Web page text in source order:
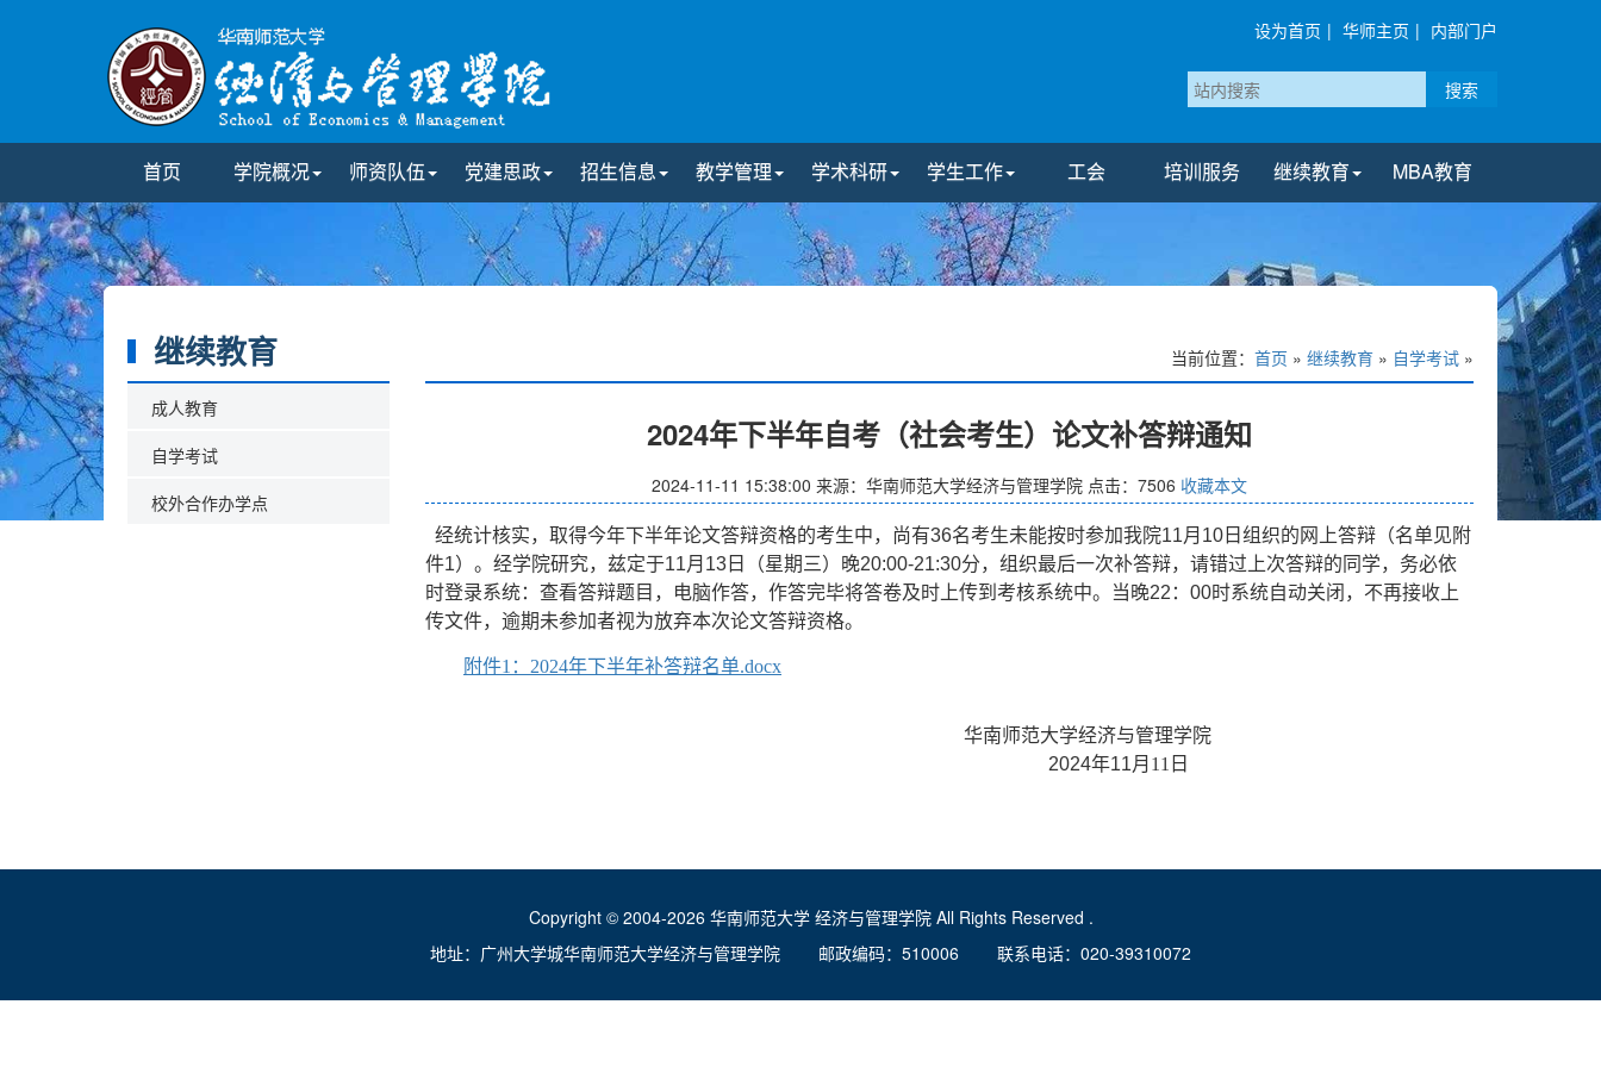
设为首页 | 华师主页 | 内部门户
搜索
首页 学院概况 师资队伍 党建思政 招生信息 教学管理 学术科研 学生工作 工会 培训服务 继续教育 MBA教育
继续教育
成人教育
自学考试
校外合作办学点
当前位置： 首页 » 继续教育 » 自学考试 »
2024年下半年自考（社会考生）论文补答辩通知
2024-11-11 15:38:00 来源：华南师范大学经济与管理学院 点击： 7506 收藏本文
经统计核实，取得今年下半年论文答辩资格的考生中，尚有36名考生未能按时参加我院11月10日组织的网上答辩（名单见附
件1）。经学院研究，兹定于11月13日（星期三）晚20:00-21:30分，组织最后一次补答辩， 请错过上次答辩的同学， 务必依
时登录系统：查看答辩题目，电脑作答，作答完毕将答卷及时上传到考核系统中。当晚22：00时系统自动关闭，不再接收上
传文件，逾期未参加者视为放弃本次论文答辩资格。
附件1：2024年下半年补答辩名单.docx
华南师范大学经济与管理学院
2024年11月11 日
Copyright © 2004-2026 华南师范大学 经济与管理学院 All Rights Reserved .
地址：广州大学城华南师范大学经济与管理学院 邮政编码：510006 联系电话：020-39310072